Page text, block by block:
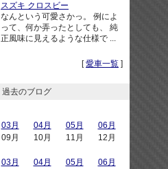
スズキ クロスビー
なんという可愛さかっ。 例によ
って、何か弄ったとしても、 純
正風味に見えるような仕様で ...
[愛車一覧 ]
過去のブログ
03月 04月 05月
06月
09月 10月 11月
12月
03月 04月 05月
06月